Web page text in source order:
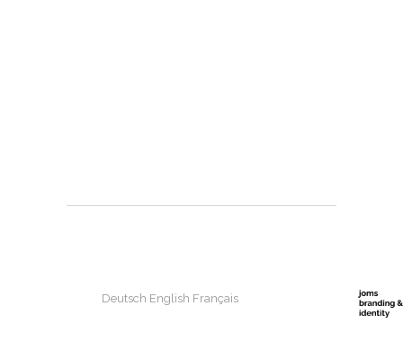
Deutsch English Français